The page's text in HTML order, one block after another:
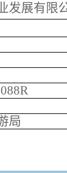
发展有限
R
局